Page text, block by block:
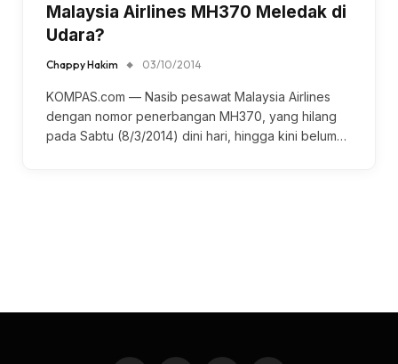
Malaysia Airlines MH370 Meledak di
Udara?
Chappy Hakim 03/10/2014
KOMPAS.com — Nasib pesawat Malaysia Airlines
dengan nomor penerbangan MH370, yang hilang
pada Sabtu (8/3/2014) dini hari, hingga kini belum…